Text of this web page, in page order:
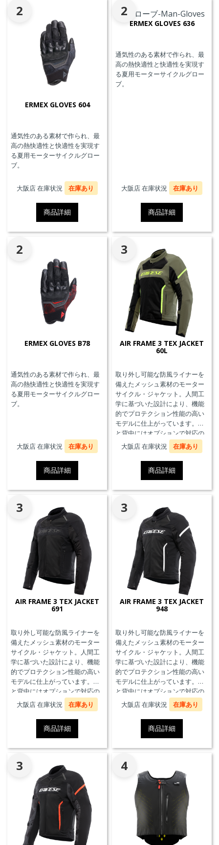
2
ERMEX GLOVES 604
通気性のある素材で作られ、最
高の熱快適性と快適性を実現す
る夏用モーターサイクルグロー
ブ。
大阪店 在庫状況 在庫あり
商品詳細
2
ERMEX GLOVES 636
通気性のある素材で作られ、最
高の熱快適性と快適性を実現す
る夏用モーターサイクルグロー
ブ。
大阪店 在庫状況 在庫あり
商品詳細
2
ERMEX GLOVES B78
通気性のある素材で作られ、最
高の熱快適性と快適性を実現す
る夏用モーターサイクルグロー
ブ。
大阪店 在庫状況 在庫あり
商品詳細
3
AIR FRAME 3 TEX JACKET
60L
取り外し可能な防風ライナーを
備えたメッシュ素材のモーター
サイクル・ジャケット。人間工
学に基づいた設計により、機能
的でプロテクション性能の高い
モデルに仕上がっています。胸
と背中にはオプションで対応の
プロテクターを装着することが
できます。また、防水の内ポケ
ット、EN17092クラスA認証、パ
ンツと接続可能なファスナーを
備えています。
大阪店 在庫状況 在庫あり
商品詳細
3
AIR FRAME 3 TEX JACKET
691
取り外し可能な防風ライナーを
備えたメッシュ素材のモーター
サイクル・ジャケット。人間工
学に基づいた設計により、機能
的でプロテクション性能の高い
モデルに仕上がっています。胸
と背中にはオプションで対応の
プロテクターを装着することが
できます。また、防水の内ポケ
ット、EN17092クラスA認証、パ
ンツと接続可能なファスナーを
備えています。
大阪店 在庫状況 在庫あり
商品詳細
3
AIR FRAME 3 TEX JACKET
948
取り外し可能な防風ライナーを
備えたメッシュ素材のモーター
サイクル・ジャケット。人間工
学に基づいた設計により、機能
的でプロテクション性能の高い
モデルに仕上がっています。胸
と背中にはオプションで対応の
プロテクターを装着することが
できます。また、防水の内ポケ
ット、EN17092クラスA認証、パ
ンツと接続可能なファスナーを
備えています。
大阪店 在庫状況 在庫あり
商品詳細
3 4